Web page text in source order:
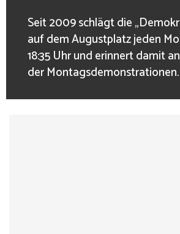
Seit 2009 schlägt die
auf dem Augustplatz jeden
18:35 Uhr und erinnert damit
der Montagsdemonstrationen.